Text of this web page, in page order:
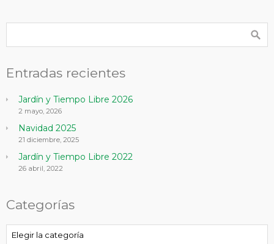
Entradas recientes
Jardín y Tiempo Libre 2026
2 mayo, 2026
Navidad 2025
21 diciembre, 2025
Jardín y Tiempo Libre 2022
26 abril, 2022
Categorías
Categorías